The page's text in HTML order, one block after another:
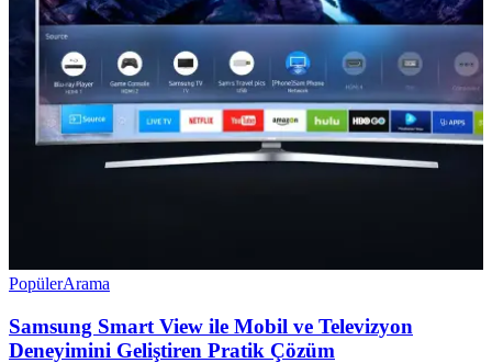
PopülerArama
Samsung Smart View ile Mobil ve Televizyon
Deneyimini Geliştiren Pratik Çözüm